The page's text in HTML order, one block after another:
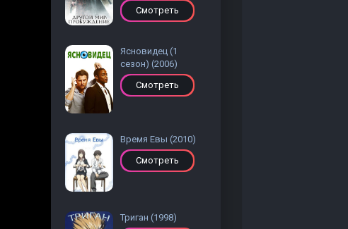
Смотреть
Ясновидец (1
сезон) (2006)
Смотреть
Время Евы (2010)
Смотреть
Триган (1998)